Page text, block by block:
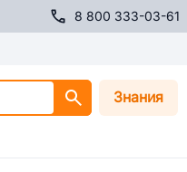
8 800 333-03-61
Знания